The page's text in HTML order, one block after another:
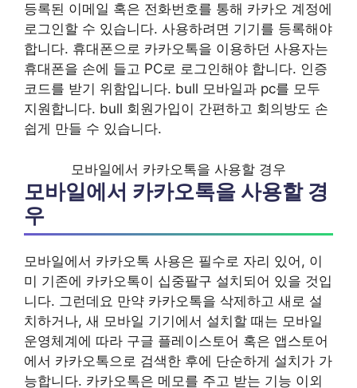
등록된 이메일 혹은 전화번호를 통해 카카오 계정에
로그인할 수 있습니다. 사용하려면 기기를 등록해야
합니다. 휴대폰으로 카카오톡을 이용하던 사용자는
휴대폰을 손에 들고 PC로 로그인해야 합니다. 인증
코드를 받기 위함입니다. bull 모바일과 pc를 모두
지원합니다. bull 회원가입이 간편하고 회의방도 손
쉽게 만들 수 있습니다.
모바일에서 카카오톡을 사용할 경우
모바일에서 카카오톡을 사용할 경
우
모바일에서 카카오톡 사용은 필수로 자리 있어, 이
미 기존에 카카오톡이 십중팔구 설치되어 있을 것입
니다. 그런데요 만약 카카오톡을 삭제하고 새로 설
치하거나, 새 모바일 기기에서 설치할 때는 모바일
운영체계에 따라 구글 플레이스토어 혹은 앱스토어
에서 카카오톡으로 검색한 후에 단순하게 설치가 가
능합니다. 카카오톡은 메모를 주고 받는 기능 이외